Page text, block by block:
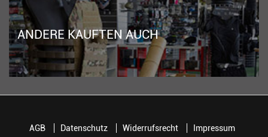
ANDERE KAUFTEN AUCH
AGB Datenschutz Widerrufsrecht Impressum